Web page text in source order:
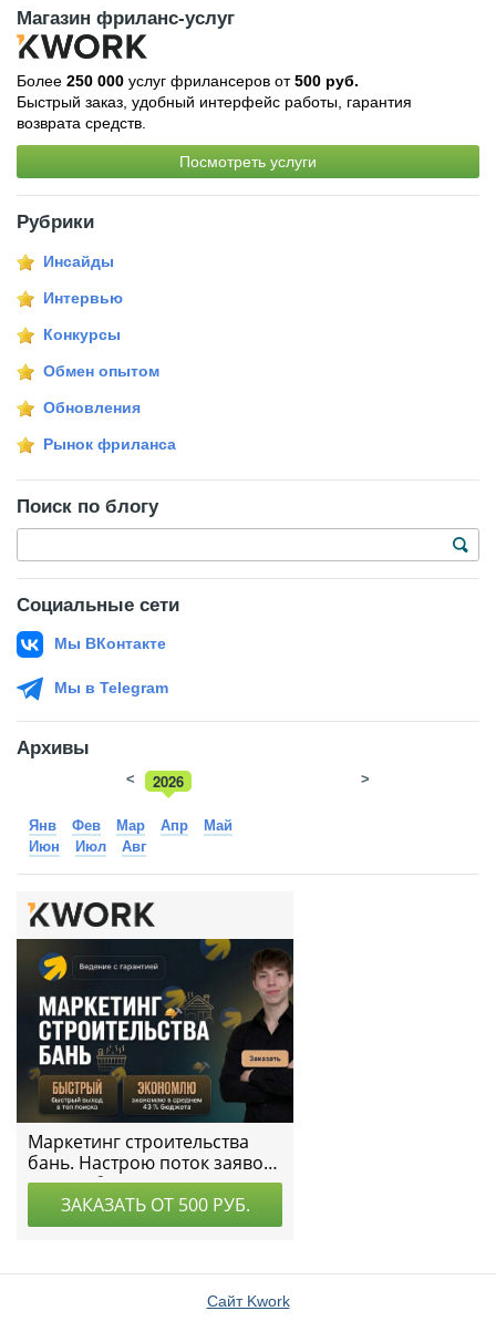
Магазин фриланс-услуг
Более 250 000 услуг фрилансеров от500 руб.
Быстрый заказ, удобный интерфейс работы, гарантия
возврата средств.
Посмотреть услуги
Рубрики
Инсайды
Интервью
Конкурсы
Обмен опытом
Обновления
Рынок фриланса
Поиск по блогу
Социальные сети
Мы ВКонтакте
Мы в Telegram
Архивы
2026
2025
< >
Янв Фев Мар Апр
Май
Июн
Июл Авг
Сайт Kwork